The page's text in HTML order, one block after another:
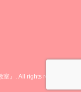
』. All rights reserved.